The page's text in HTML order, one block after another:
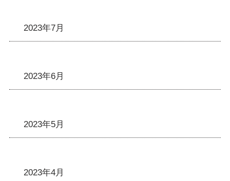
2023年7月
2023年6月
2023年5月
2023年4月